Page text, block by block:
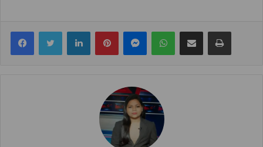
FacebookTwitter LinkedInPinterestMessengerWhatsAppShare via Email Print